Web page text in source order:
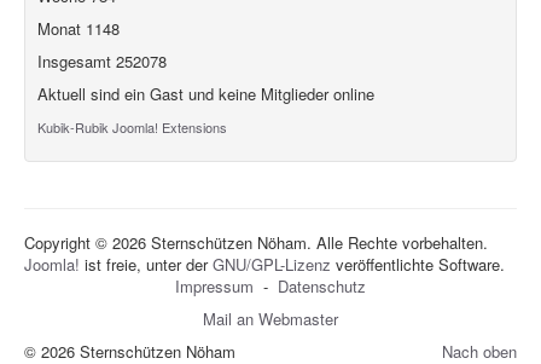
Monat 1148
Insgesamt 252078
Aktuell sind ein Gast und keine Mitglieder online
Kubik-Rubik Joomla! Extensions
Copyright © 2026 Sternschützen Nöham. Alle Rechte vorbehalten.
Joomla! ist freie, unter derGNU/GPL-Lizenz veröffentlichte Software.
Impressum - Datenschutz
Mail an Webmaster
Nach oben
© 2026 Sternschützen Nöham